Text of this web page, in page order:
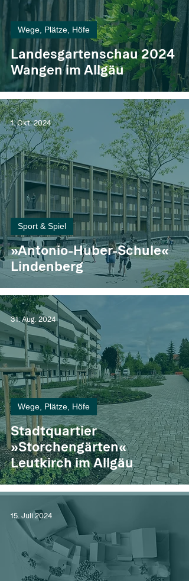
Landesgartenschau 2024
Wangen im Allgäu
Wege, Plätze, Höfe
»Antonio-Huber-Schule«
Lindenberg
Sport & Spiel
1. Okt. 2024
Stadtquartier
»Storchengärten«
Leutkirch im Allgäu
Wege, Plätze, Höfe
31. Aug. 2024
15. Juli 2024